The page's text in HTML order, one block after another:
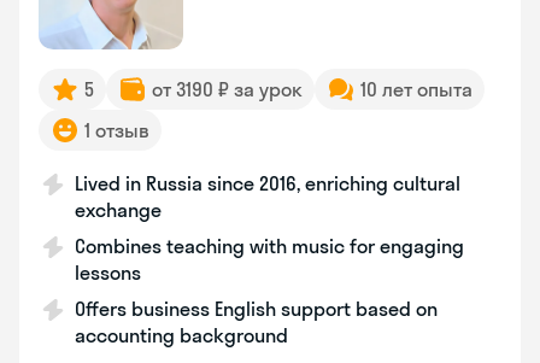
5 от 3190 ₽ за урок
10 лет опыта
1 отзыв
Lived in Russia since 2016, enriching cultural
exchange
Combines teaching with music for engaging
lessons
Offers business English support based on
accounting background